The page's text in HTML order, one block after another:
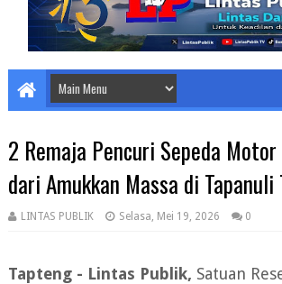
2 Remaja Pencuri Sepeda
dari Amukkan Massa di Tapanuli
LINTAS PUBLIK Selasa, Mei 19, 2026 0
Tapteng - Lintas Publik, Satuan